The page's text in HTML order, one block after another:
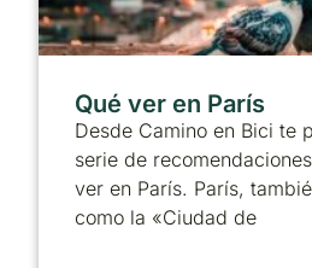
Qué ver en París
Desde Camino en Bici te
serie de
ver en París. París,
como la «Ciudad de